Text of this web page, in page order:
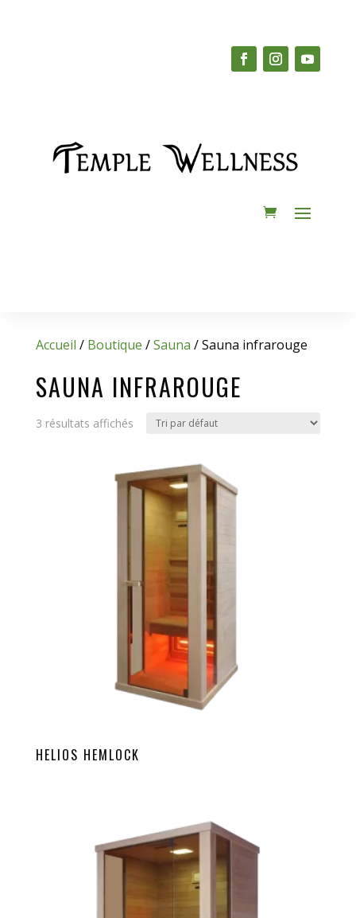
Accueil / Boutique /Sauna / Sauna infrarouge
SAUNA INFRAROUGE
3 résultats affichés
HELIOS HEMLOCK